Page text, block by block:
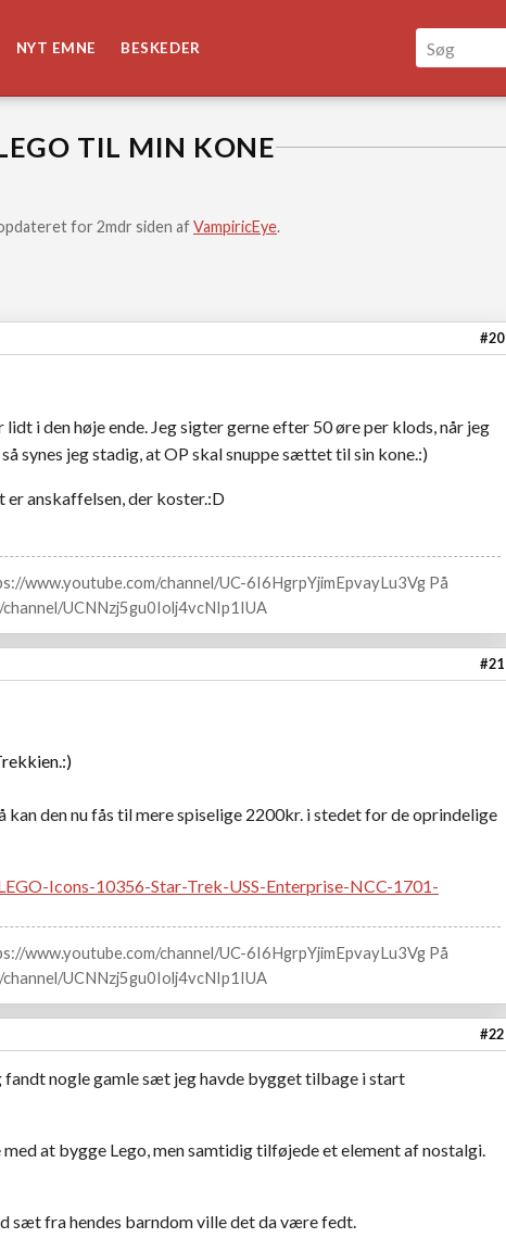
NYT EMNE BESKEDER
TIL MIN KONE
for 2mdr siden afVampiricEye.
#20
lidt i den høje ende. Jeg sigter gerne efter 50 øre per klods, når jeg
synes jeg stadig, at OP skal snuppe sættet til sin kone.:)
er anskaffelsen, der koster.:D
www.youtube.com/channel/UC-6I6HgrpYjimEpvayLu3Vg På
UCNNzj5gu0Iolj4vcNIp1IUA
#21
kan den nu fås til mere spiselige 2200kr. i stedet for de oprindelige
Icons-10356-Star-Trek-USS-Enterprise-NCC-1701-
www.youtube.com/channel/UC-6I6HgrpYjimEpvayLu3Vg På
UCNNzj5gu0Iolj4vcNIp1IUA
#22
fandt nogle gamle sæt jeg havde bygget tilbage i start
at bygge Lego, men samtidig tilføjede et element af nostalgi.
sæt fra hendes barndom ville det da være fedt.